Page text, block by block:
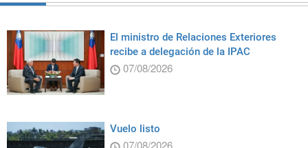
El ministro de Relaciones Exteriores
recibe a delegación de la IPAC
07/08/2026
Vuelo listo
07/08/2026